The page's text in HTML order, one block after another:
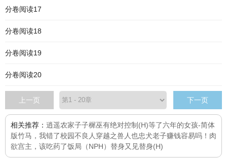
分卷阅读17
分卷阅读18
分卷阅读19
分卷阅读20
上一页 下一页
相关推荐： 逍遥农家子子樨巫有绝对控制(H)等了六年的女孩-简体
版竹马，我错了校园不良人 穿越之兽人也忠犬老子赚钱容易吗！ 肉
欲宫主，该吃药了饭局（NPH） 替身又见替身(H)